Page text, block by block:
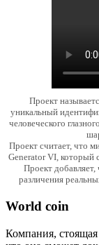
Проект
уникальный
человеческого
Проект считает, что
Generator VI, который
Проект
различения
World coin
Компания, стоящая